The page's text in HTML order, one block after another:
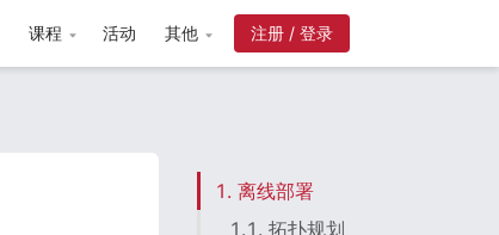
课程 活动 其他 注册 / 登录
1. 离线部署
1.1. 拓扑规划